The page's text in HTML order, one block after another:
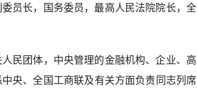
员长，国务委员，最高人民法院院长，全
民团体，中央管理的金融机构、企业、高
央、全国工商联及有关方面负责同志列席